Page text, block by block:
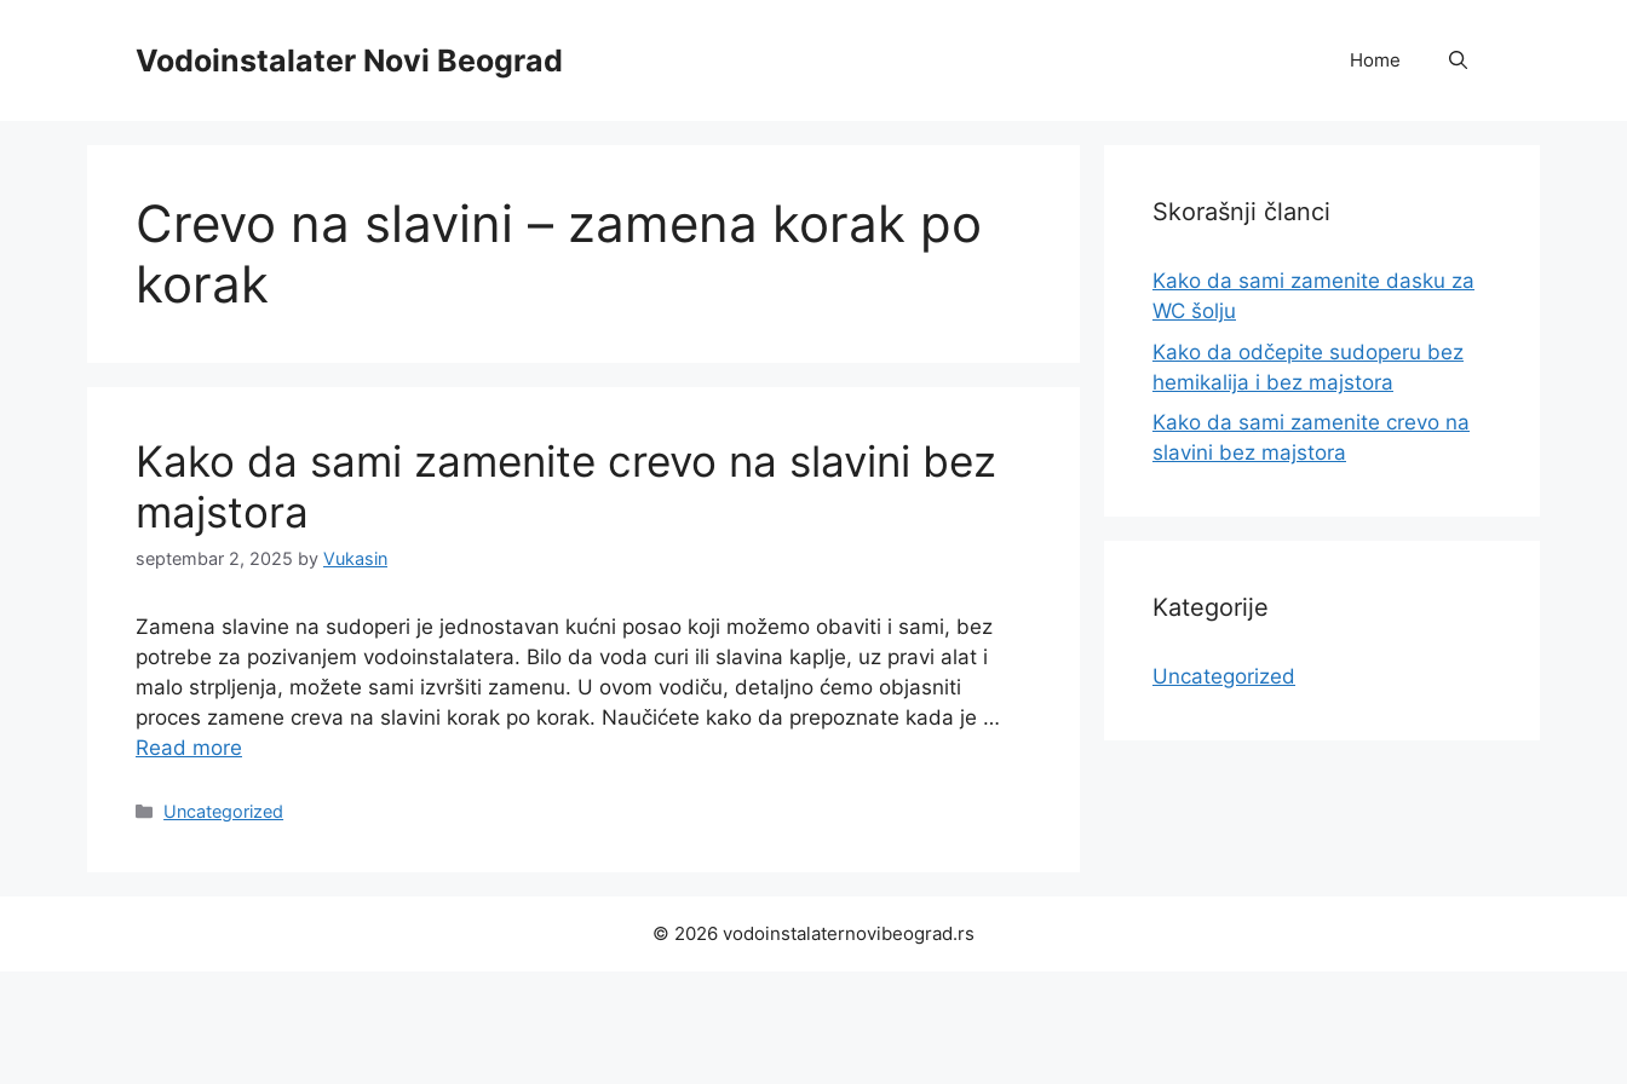
Vodoinstalater Novi Beograd Home
Crevo na slavini – zamena korak po
korak
Kako da sami zamenite crevo na slavini bez
majstora
septembar 2, 2025 by Vukasin
Zamena slavine na sudoperi je jednostavan kućni posao koji možemo obaviti i sami, bez
potrebe za pozivanjem vodoinstalatera. Bilo da voda curi ili slavina kaplje, uz pravi alat i
malo strpljenja, možete sami izvršiti zamenu. U ovom vodiču, detaljno ćemo objasniti
proces zamene creva na slavini korak po korak. Naučićete kako da prepoznate kada je …
Read more
Categories
Uncategorized
Skorašnji članci
Kako da sami zamenite dasku za
WC šolju
Kako da odčepite sudoperu bez
hemikalija i bez majstora
Kako da sami zamenite crevo na
slavini bez majstora
Kategorije
Uncategorized
© 2026 vodoinstalaternovibeograd.rs